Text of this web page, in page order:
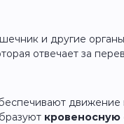
и другие
отвечает за
кровеносную